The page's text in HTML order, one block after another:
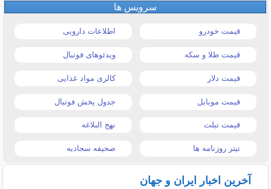
سرویس ها
قیمت خودرو اطلاعات دارویی
قیمت طلا و سکه ویدئوهای فوتبال
قیمت دلار کالری مواد غذایی
قیمت موبایل جدول پخش فوتبال
قیمت تبلت نهج البلاغه
تیتر روزنامه ها صحیفه سجادیه
آخرین اخبار ایران و جهان